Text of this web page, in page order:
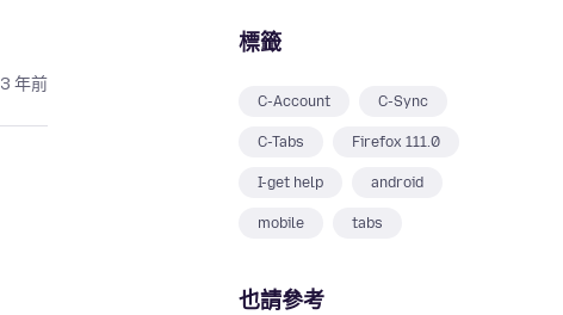
標籤
C-Account C-Sync
C-Tabs Firefox 111.0
I-get help android
mobile tabs
也請參考
3 年前